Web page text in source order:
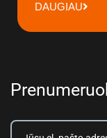
DAUGIAU